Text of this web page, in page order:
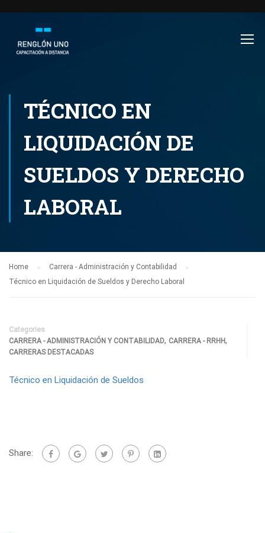
TÉCNICO EN
LIQUIDACIÓN DE
SUELDOS Y DERECHO
LABORAL
Home
Carrera - Administración y Contabilidad
Técnico en Liquidación de Sueldos y Derecho Laboral
Categories
CARRERA - ADMINISTRACIÓN Y CONTABILIDAD, CARRERA - RRHH,
CARRERAS DESTACADAS
Técnico en Liquidación de Sueldos
Share: